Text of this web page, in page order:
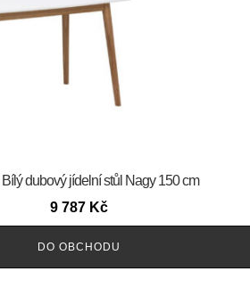
dubový jídelní stůl Nagy 150 cm
9 787 Kč
DO OBCHODU